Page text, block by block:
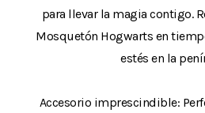
para llevar la magia contigo.
Mosquetón Hogwarts en
estés en la
Accesorio imprescindible: